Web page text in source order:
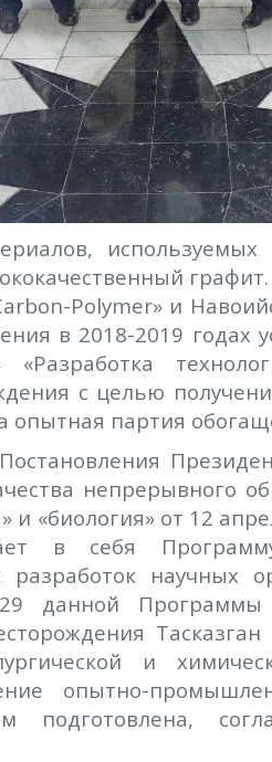
используемых
Polymer» и
в 2018-2019 годах
«Разработка
с целью
опытная партия
непрерывного
и «биология» от 12
в себя Программу
разработок научных
данной Программы
и
опытно-
подготовлена,